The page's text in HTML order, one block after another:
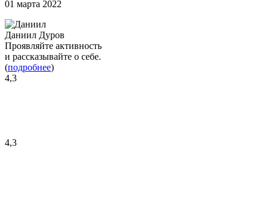
01 марта 2022
Даниил Дуров
Проявляйте активность
и рассказывайте о себе.
(подробнее)
4,3
4,3